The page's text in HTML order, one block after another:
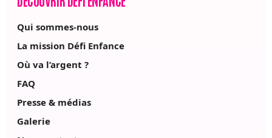
Qui sommes-nous
La mission Défi Enfance
Où va l’argent ?
FAQ
Presse & médias
Galerie